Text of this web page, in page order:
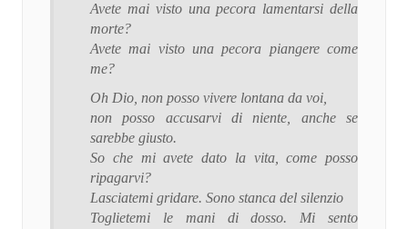
Avete mai visto una pecora lamentarsi della
morte?
Avete mai visto una pecora piangere come
me?
Oh Dio, non posso vivere lontana da voi,
non posso accusarvi di niente, anche se
sarebbe giusto.
So che mi avete dato la vita, come posso
ripagarvi?
Lasciatemi gridare. Sono stanca del silenzio
Toglietemi le mani di dosso. Mi sento